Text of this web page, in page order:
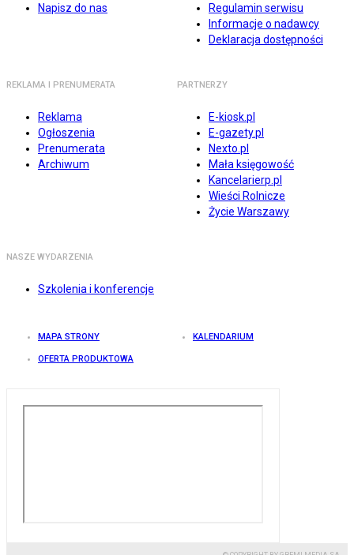
Napisz do nas
Regulamin serwisu
Informacje o nadawcy
Deklaracja dostępności
REKLAMA I PRENUMERATA
Reklama
Ogłoszenia
Prenumerata
Archiwum
PARTNERZY
E-kiosk.pl
E-gazety.pl
Nexto.pl
Mała księgowość
Kancelarierp.pl
Wieści Rolnicze
Życie Warszawy
NASZE WYDARZENIA
Szkolenia i konferencje
MAPA STRONY KALENDARIUM
OFERTA PRODUKTOWA